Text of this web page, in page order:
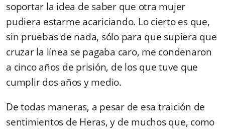
soportar la idea de saber que otra mujer
pudiera estarme acariciando. Lo cierto es que,
sin pruebas de nada, sólo para que supiera que
cruzar la línea se pagaba caro, me condenaron
a cinco años de prisión, de los que tuve que
cumplir dos años y medio.
De todas maneras, a pesar de esa traición de
sentimientos de Heras, y de muchos que, como